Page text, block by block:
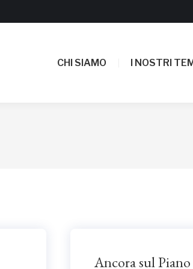
CHI SIAMO I NOSTRI
Ancora sul Piano